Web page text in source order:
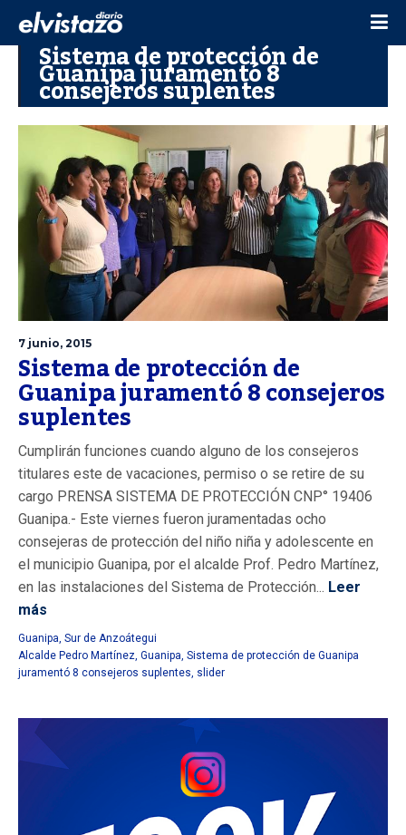
Sistema de protección de
Guanipa juramentó 8
consejeros suplentes
7 junio, 2015
Sistema de protección de
Guanipa juramentó 8 consejeros
suplentes
Cumplirán funciones cuando alguno de los consejeros
titulares este de vacaciones, permiso o se retire de su
cargo PRENSA SISTEMA DE PROTECCIÓN CNP° 19406
Guanipa.- Este viernes fueron juramentadas ocho
consejeras de protección del niño niña y adolescente en
el municipio Guanipa, por el alcalde Prof. Pedro Martínez,
en las instalaciones del Sistema de Protección... Leer
más
Guanipa, Sur de Anzoátegui
Alcalde Pedro Martínez, Guanipa, Sistema de protección de Guanipa
juramentó 8 consejeros suplentes, slider